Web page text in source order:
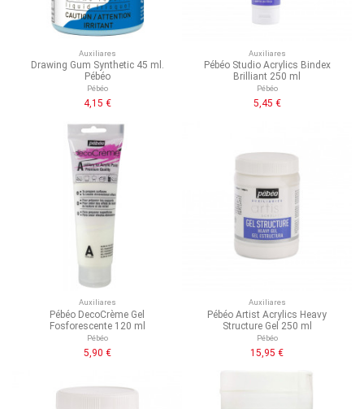
Auxiliares
Drawing Gum Synthetic 45 ml.
Pébéo
Pébéo
4,15 €
Auxiliares
Pébéo Studio Acrylics Bindex
Brilliant 250 ml
Pébéo
5,45 €
Auxiliares
Pébéo DecoCrème Gel
Fosforescente 120 ml
Pébéo
5,90 €
Auxiliares
Pébéo Artist Acrylics Heavy
Structure Gel 250 ml
Pébéo
15,95 €